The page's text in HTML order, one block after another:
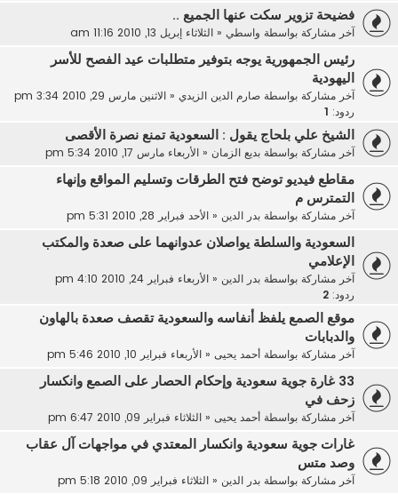
فضيحة تزوير سكت عنها الجميع ..
آخر مشاركة بواسطة واسطي « الثلاثاء إبريل 13, 2010 11:16 am
رئيس الجمهورية يوجه بتوفير متطلبات عيد الفصح للأسر
اليهودية
آخر مشاركة بواسطة صارم الدين الزيدي« الاثنين مارس 29, 2010 3:34 pm
ردود:
الشيخ علي بلحاج يقول : السعودية تمنع نصرة الأقصى
آخر مشاركة بواسطة بديع الزمان« الأربعاء مارس 17, 2010 5:34 pm
مقاطع فيديو توضح فتح الطرقات وتسليم المواقع وإنهاء
التمترس م
آخر مشاركة بواسطة بدر الدين« الأحد فبراير 28, 2010 5:31 pm
السعودية والسلطة يواصلان عدوانهما على صعدة والمكتب
الإعلامي
آخر مشاركة بواسطة بدر الدين« الأربعاء فبراير 24, 2010 4:10 pm
ردود: 2
موقع الصمع يلفظ أنفاسه والسعودية تقصف صعدة بالهاون
والدبابات
آخر مشاركة بواسطة أحمد يحيى « الأربعاء فبراير 10, 2010 5:46 pm
33 غارة جوية سعودية وإحكام الحصار على الصمع وانكسار
زحف في
آخر مشاركة بواسطة أحمد يحيى « الثلاثاء فبراير 09, 2010 6:47 pm
غارات جوية سعودية وانكسار المعتدي في مواجهات آل عقاب
وصد متس
آخر مشاركة بواسطة بدر الدين« الثلاثاء فبراير 09, 2010 5:18 pm